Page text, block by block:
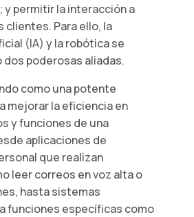
permitir la interacción a
clientes. Para ello, la
(IA) y la robótica se
poderosas aliadas.
como una potente
mejorar la eficiencia en
y funciones de una
aplicaciones de
que realizan
leer correos en voz alta o
hasta sistemas
funciones específicas como